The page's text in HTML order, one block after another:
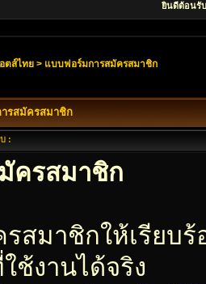
ยินดีต้อนรับ
ตส์ไทย > แบบฟอร์มการสมัครสมาชิก
ารสมัครสมาชิก
:
ครสมาชิก
สมาชิกให้เรียบ
ช้งานได้จริง